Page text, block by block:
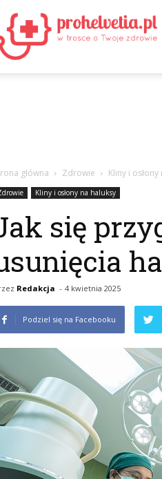
główna Zdrowie Kliny i
Kliny i osłony na haluksy
się
Redakcja - 4 kwietnia 2025
Podziel się na Facebooku